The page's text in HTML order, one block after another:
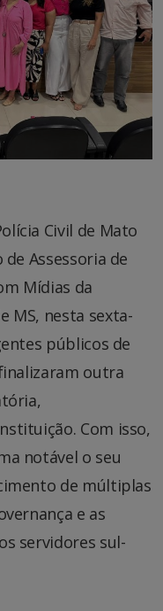
Civil de Mato
Assessoria de
Mídias da
MS, nesta sexta-
públicos de
outra
Com isso,
notável o seu
de múltiplas
e as
servidores sul-